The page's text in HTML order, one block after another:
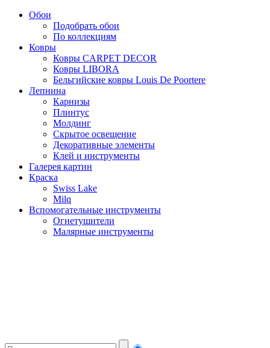
Обои
Подобрать обои
По коллекциям
Ковры
Ковры CARPET DECOR
Ковры LIBORA
Бельгийские ковры Louis De Poortere
Лепнина
Карнизы
Плинтус
Молдинг
Скрытое освещение
Декоративные элементы
Клей и инструменты
Галерея картин
Краска
Swiss Lake
Milq
Вспомогательные инструменты
Огнетушители
Малярные инструменты